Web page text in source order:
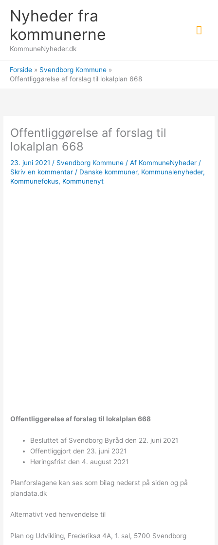
indholdet
Nyheder fra
kommunerne
KommuneNyheder.dk
Forside
Svendborg Kommune
Offentliggørelse af forslag til lokalplan 668
Offentliggørelse af forslag til
lokalplan 668
23. juni 2021 / Svendborg Kommune / Af KommuneNyheder /
Skriv en kommentar / Danske kommuner, Kommunalenyheder,
Kommunefokus, Kommunenyt
Offentliggørelse af forslag til lokalplan 668
Besluttet af Svendborg Byråd den 22. juni 2021
Offentliggjort den 23. juni 2021
Høringsfrist den 4. august 2021
Planforslagene kan ses som bilag nederst på siden og på
plandata.dk
Alternativt ved henvendelse til
Plan og Udvikling, Frederiksø 4A, 1. sal, 5700 Svendborg